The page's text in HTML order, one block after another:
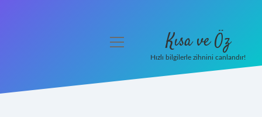
menüyü
Kısa ve Öz
Hızlı bilgilerle zihnini canlandır!